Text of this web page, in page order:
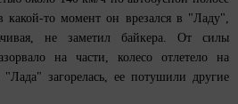
какой-то момент он врезался в "Ладу",
не заметил байкера. От силы
на части, колесо отлетело на
"Лада" загорелась, ее потушили другие